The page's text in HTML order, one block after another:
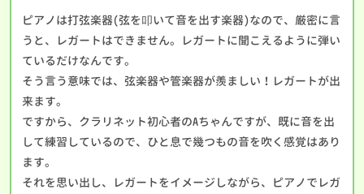
ピアノは打弦楽器(弦を叩いて音を出す楽器)なので、厳密に言
うと、レガートはできません。レガートに聞こえるように弾い
ているだけなんです。
そう言う意味では、弦楽器や管楽器が羨ましい！レガートが出
来ます。
ですから、クラリネット初心者のAちゃんですが、既に音を出
して練習しているので、ひと息で幾つもの音を吹く感覚はあり
ます。
それを思い出し、レガートをイメージしながら、ピアノでレガ